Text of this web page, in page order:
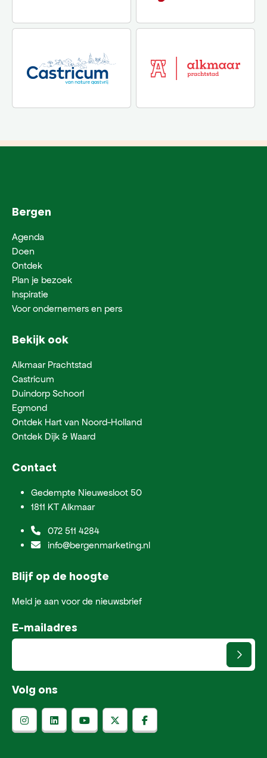
Bergen
Agenda
Doen
Ontdek
Plan je bezoek
Inspiratie
Voor ondernemers en pers
Bekijk ook
Alkmaar Prachtstad
Castricum
Duindorp Schoorl
Egmond
Ontdek Hart van Noord-Holland
Ontdek Dijk & Waard
Contact
Gedempte Nieuwesloot 50
1811 KT Alkmaar
072 511 4284
info@bergenmarketing.nl
Blijf op de hoogte
Meld je aan voor de nieuwsbrief
E-mailadres
Volg ons